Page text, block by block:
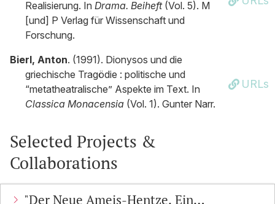
Realisierung. In Drama. Beiheft(Vol. 5). M
[und] P Verlag für Wissenschaft und
Forschung.
Bierl, Anton. (1991). Dionysos und die
griechische Tragödie : politische und
“metatheatralische” Aspekte im Text. In
Classica Monacensia (Vol. 1). Gunter Narr.
URLs
Selected Projects &
Collaborations
"Der Neue Ameis-Hentze. Ein